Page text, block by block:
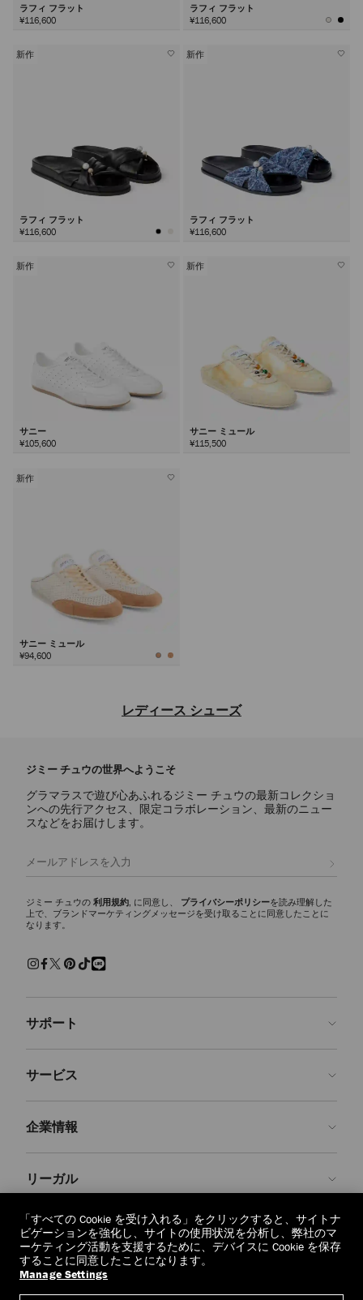
ラフィ フラット
¥116,600
ラフィ フラット
¥116,600
新作
ラフィ フラット
¥116,600
新作
ラフィ フラット
¥116,600
新作
サニー
¥105,600
新作
サニー ミュール
¥115,500
新作
サニー ミュール
¥94,600
レディース シューズ
イリー使いのアイコンからステートメントスタイルまで、あらゆるシー
ンに映えるラグジュアリーなレディース シューズのご紹介。
パンプス
スカーレットに代表されるシグネチャーパンプスには、ナッパレザーか
レザー仕上げを使用しています。どんなワードローブにもエレガンスと
多彩な魅力を添える、モダンなシルエットをご覧ください。
スリッパ
エリオットスリッパ ファミリーは、多彩な彫刻的シルエットが印象的
で、ディテールにシグネチャーなハードウェアをあしらいました。 洗
現代的なクラフツマンシップを兼ね備えた、エフォートレスで魅力ある
パール、クリスタルで装飾を施し、モダンなアクセントを添えた、美し
ルに気取らないフラットシューズ、どの1足を選んでも、存在感を放
スニーカー
なラグジュアリーを再定義します。 ステートメントなソールからミニ
ブーツ
た、クラシックなアンクルブーツやニーハイブーツをご紹介します。
実用性と華やかさが調和したデザインは、シーズンを重ねても色褪せな
いように仕立てられています。
ジミー チュウの世界へようこそ
グラマラスで遊び心あふれるジミー チュウの最新コレクショ
ンへの先行アクセス、限定コラボレーション、最新のニュー
スなどをお届けします。
ジミー チュウの 利用規約, に同意し、 プライバシーポリシーを読み理解した
上で、ブランドマーケティングメッセージを受け取ることに同意したことに
なります。
サポート
よくあるご質問
返品を申請
配送
交換・返品
サービス
Made-to-Order
保証
企業情報
ブランドの歴史
JC World
社会への貢献
私たちの責任
クラフツマンシップ
リーガル
プライバシーポリシー
利用規約
忘れられる権利
個人情報開示請求フォーム
regionselector.country. (€)
「すべての Cookie を受け入れる」をクリックすると、サイトナ
ビゲーションを強化し、サイトの使用状況を分析し、弊社のマ
ーケティング活動を支援するために、デバイスに Cookie を保存
することに同意したことになります。
Manage Settings